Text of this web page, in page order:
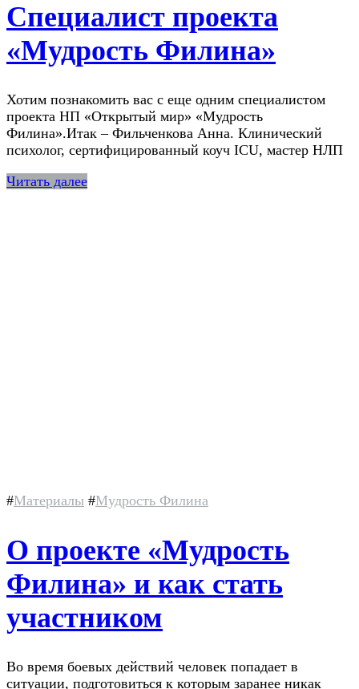
Специалист проекта
«Мудрость Филина»
Хотим познакомить вас с еще одним специалистом
проекта НП «Открытый мир» «Мудрость
Филина».Итак – Фильченкова Анна. Клинический
психолог, сертифицированный коуч ICU, мастер НЛП
Читать далее
#Материалы #Мудрость Филина
О проекте «Мудрость
Филина» и как стать
участником
Во время боевых действий человек попадает в
ситуации, подготовиться к которым заранее никак